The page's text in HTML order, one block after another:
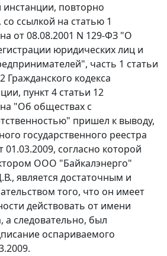
повторно
ссылкой на статью 1
от 08.08.2001 N 129-ФЗ "О
юридических лиц и
часть 1 статьи
Гражданского кодекса
пункт 4 статьи 12
"Об обществах с
пришел к выводу,
государственного реестра
согласно которой
ООО "Байкалэнерго"
является достаточным и
того, что он имеет
действовать от имени
а следовательно, был
оспариваемого